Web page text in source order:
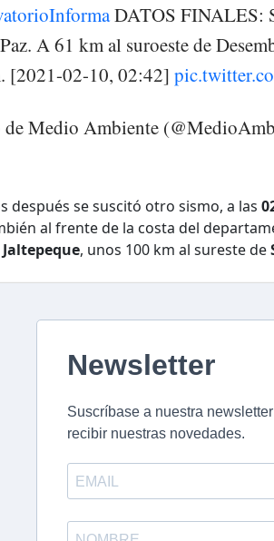
DATOS FINALES:
A 61 km al suroeste de
[2021-02-10, 02:42]
Medio Ambiente
después se suscitó otro sismo, a las
al frente de la costa del
Jaltepeque, unos 100 km al sureste de